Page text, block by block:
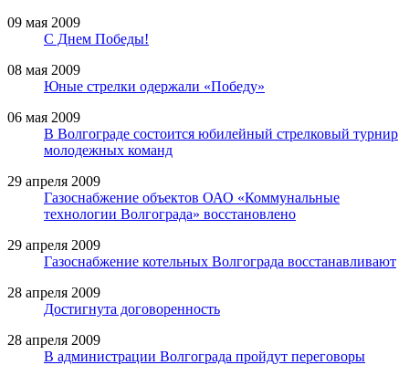
09 мая 2009
С Днем Победы!
08 мая 2009
Юные стрелки одержали «Победу»
06 мая 2009
В Волгограде состоится юбилейный стрелковый турнир
молодежных команд
29 апреля 2009
Газоснабжение объектов ОАО «Коммунальные
технологии Волгограда» восстановлено
29 апреля 2009
Газоснабжение котельных Волгограда восстанавливают
28 апреля 2009
Достигнута договоренность
28 апреля 2009
В администрации Волгограда пройдут переговоры